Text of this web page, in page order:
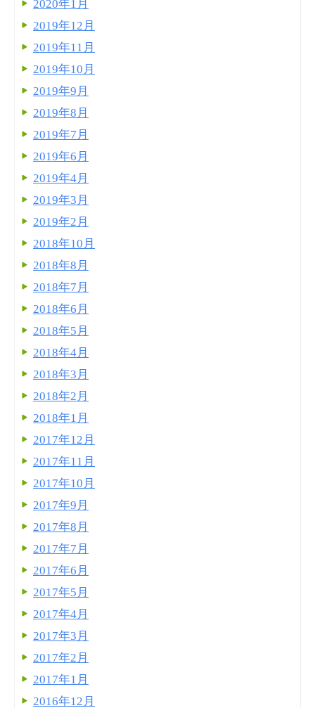
2020年1月
2019年12月
2019年11月
2019年10月
2019年9月
2019年8月
2019年7月
2019年6月
2019年4月
2019年3月
2019年2月
2018年10月
2018年8月
2018年7月
2018年6月
2018年5月
2018年4月
2018年3月
2018年2月
2018年1月
2017年12月
2017年11月
2017年10月
2017年9月
2017年8月
2017年7月
2017年6月
2017年5月
2017年4月
2017年3月
2017年2月
2017年1月
2016年12月